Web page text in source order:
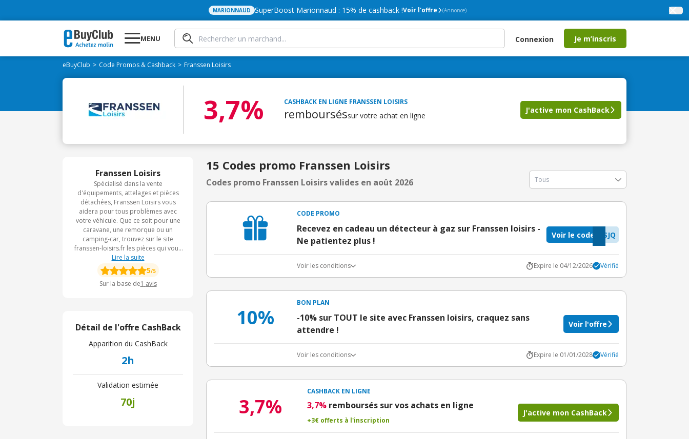
MARIONNAUD SuperBoost Marionnaud : 15% de cashback !Voir l'offre (Annonce)
MENU Connexion Je m’inscris
eBuyClub Code Promos & Cashback Franssen Loisirs
3,7% CASHBACK EN LIGNE FRANSSEN LOISIRS
rembourséssur votre achat en ligne
J'active mon CashBack
Franssen Loisirs
Spécialisé dans la vente
d'équipements, attelages et pièces
détachées, Franssen Loisirs vous
aidera pour tous problèmes avec
votre véhicule. Que ce soit pour une
caravane, une remorque ou un
camping-car, trouvez sur le site
franssen-loisirs.fr les pièces qui vous
manquent. Alors, demandez votre
devis dès maintenant et vous pouvez
faire vos installations dans nos
ateliers.
Lire la suite
5/5
Sur la base de1 avis
Détail de l'offre CashBack
Apparition du CashBack
2h
Validation estimée
70j
15 Codes promo Franssen Loisirs
Codes promo Franssen Loisirs valides en août 2026
CODE PROMO
Recevez en cadeau un détecteur à gaz sur Franssen loisirs -
Ne patientez plus !
SJQ
Voir le code
Voir les conditions Expire le 04/12/2026 Vérifié
10%
BON PLAN
-10% sur TOUT le site avec Franssen loisirs, craquez sans
attendre !
Voir l'offre
Voir les conditions Expire le 01/01/2028 Vérifié
3,7%
CASHBACK EN LIGNE
3,7% remboursés sur vos achats en ligne
+3€ offerts à l'inscription
J'active mon CashBack